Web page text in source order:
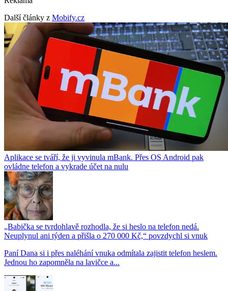
Další články z Mobify.cz
Aplikace se tváří, že ji vyvinula mBank. Přes OS Android pak
ovládne telefon a vykrade účet na nulu
„Babička se tvrdohlavě rozhodla, že si heslo na telefon nedá.
Neuplynul ani týden a přišla o 270 000 Kč,“ povzdychl si vnuk
Paní Dana si i přes naléhání vnuka odmítala zajistit telefon heslem.
Jednou ho zapomněla na lavičce a...